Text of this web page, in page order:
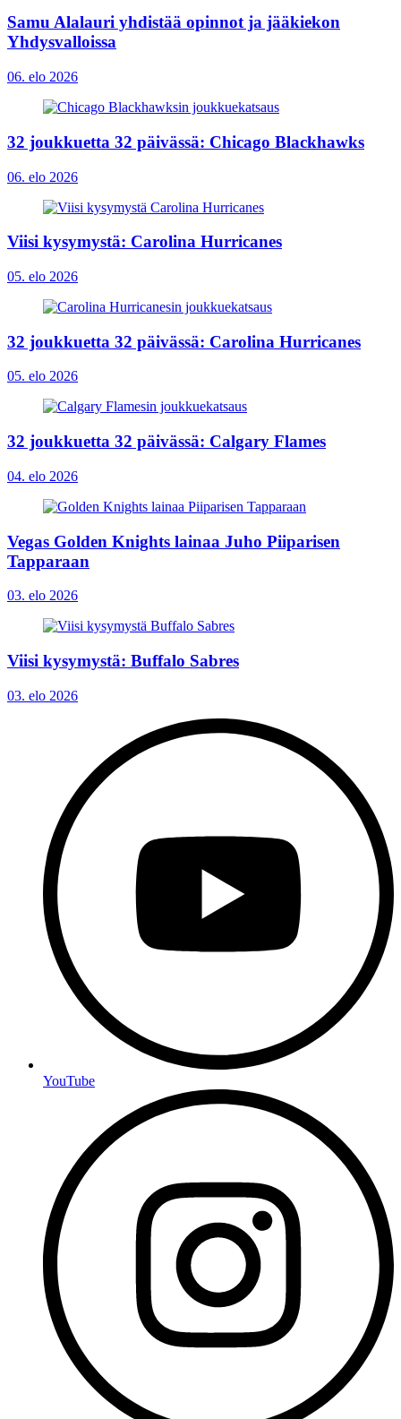
Samu Alalauri yhdistää opinnot ja jääkiekon
Yhdysvalloissa
06. elo 2026
32 joukkuetta 32 päivässä: Chicago Blackhawks
06. elo 2026
Viisi kysymystä: Carolina Hurricanes
05. elo 2026
32 joukkuetta 32 päivässä: Carolina Hurricanes
05. elo 2026
32 joukkuetta 32 päivässä: Calgary Flames
04. elo 2026
Vegas Golden Knights lainaa Juho Piiparisen
Tapparaan
03. elo 2026
Viisi kysymystä: Buffalo Sabres
03. elo 2026
YouTube